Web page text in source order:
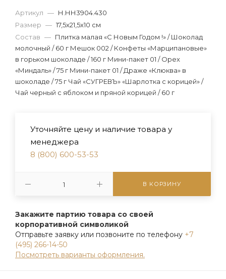
Артикул — Н.НН3904.430
Размер — 17,5x21,5x10 см
Состав — Плитка малая «С Новым Годом !» / Шоколад
молочный / 60 г Мешок 002 / Конфеты «Марципановые»
в горьком шоколаде / 160 г Мини-пакет 01 / Орех
«Миндаль» / 75 г Мини-пакет 01 / Драже «Клюква» в
шоколаде / 75 г Чай «СУГРЕВЪ» «Шарлотка с корицей» /
Чай черный с яблоком и пряной корицей / 60 г
Уточняйте цену и наличие товара у
менеджера
8 (800) 600-53-53
В КОРЗИНУ
Закажите партию товара со своей
корпоративной символикой
Отправьте заявку или позвоните по телефону +7
(495) 266-14-50
Посмотреть варианты оформления.